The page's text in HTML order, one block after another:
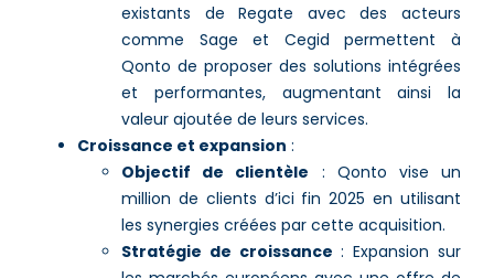
existants de Regate avec des acteurs
comme Sage et Cegid permettent à
Qonto de proposer des solutions intégrées
et performantes, augmentant ainsi la
valeur ajoutée de leurs services.
Croissance et expansion :
Objectif de clientèle : Qonto vise un
million de clients d’ici fin 2025 en utilisant
les synergies créées par cette acquisition.
Stratégie de croissance : Expansion sur